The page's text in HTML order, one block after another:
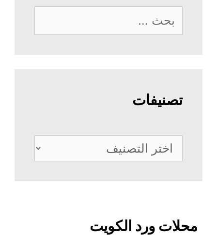
عن:
تصنيفات
تصنيفات
محلات ورد الكويت